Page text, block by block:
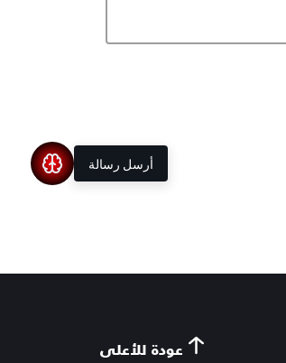
عودة للأعلى
أرسل رسالة